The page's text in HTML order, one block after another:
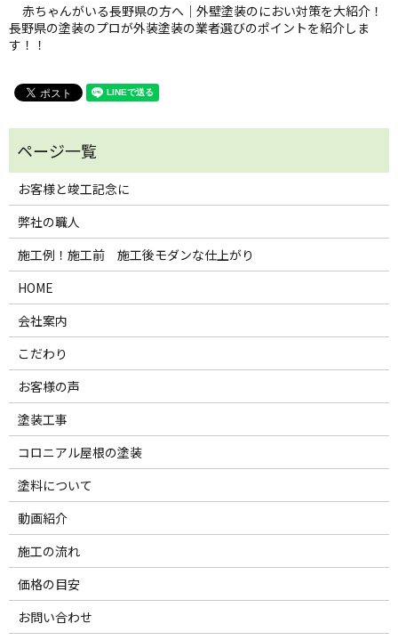
赤ちゃんがいる長野県の方へ｜外壁塗装のにおい対策を大紹介！
長野県の塗装のプロが外装塗装の業者選びのポイントを紹介しま
す！！
お客様と竣工記念に
弊社の職人
施工例！施工前 施工後モダンな仕上がり
HOME
会社案内
こだわり
お客様の声
塗装工事
コロニアル屋根の塗装
塗料について
動画紹介
施工の流れ
価格の目安
お問い合わせ